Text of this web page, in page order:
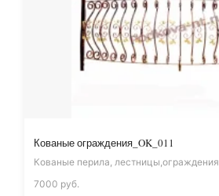
Кованые ограждения_OK_011
Кованые перила, лестницы,ограждения
7000 руб.